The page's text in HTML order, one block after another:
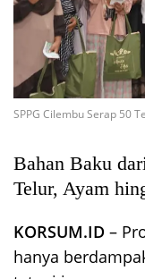
SPPG Cilembu Serap 50
Bahan Baku
Telur, Ayam
KORSUM.ID –
hanya